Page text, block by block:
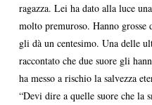
ragazza. Lei ha dato alla luce
molto premuroso. Hanno
gli dà un centesimo. Una delle
raccontato che due suore gli
ha messo a rischio la salvezza
“Devi dire a quelle suore che la